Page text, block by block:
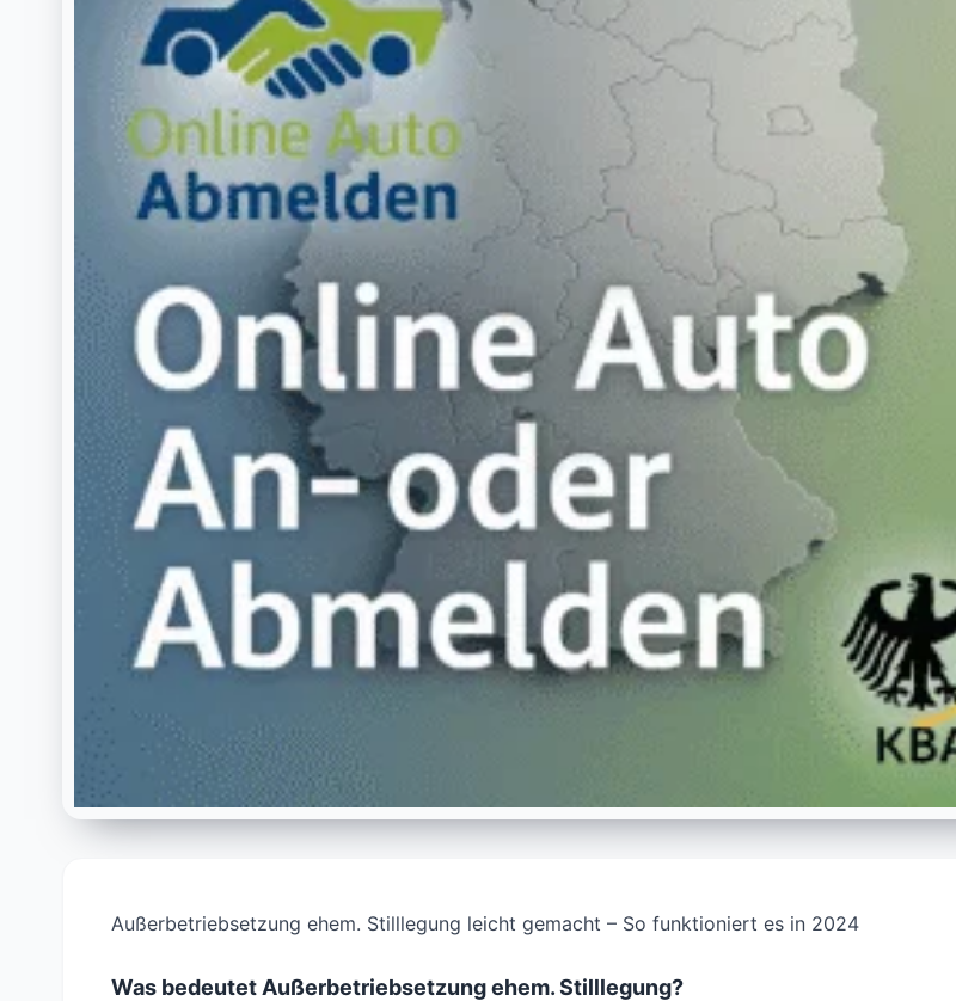
Außerbetriebsetzung ehem. Stilllegung leicht gemacht – So funktioniert es in 2024
Was bedeutet Außerbetriebsetzung ehem. Stilllegung?